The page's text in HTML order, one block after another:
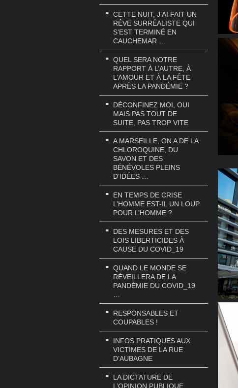
CETTE NUIT, J’AI FAIT UN
RÊVE SURRÉALISTE QUI
S’EST TERMINÉ EN
CAUCHEMAR …
QUEL SERA NOTRE
RAPPORT À L’AUTRE, À
L’AMOUR ET À LA FÊTE
APRÈS LA PANDÉMIE ?
DÉCONFINEZ MOI, OUI
MAIS PAS TOUT DE
SUITE, PAS TROP VITE
A MARSEILLE, ON A DE LA
CHLOROQUINE, DU
SAVON ET DES
BÉNÉVOLES PLEINS
D’IDÉES …
EN TEMPS DE CRISE
L’HOMME EST-IL UN LOUP
POUR L’HOMME ?
DES MESURES ET DES
LOIS LIBERTICIDES À
CAUSE DU COVID_19
QUAND LE MONDE SE
RÉVEILLERA DE LA
PANDÉMIE DU COVID_19
RESPONSABLES ET
COUPABLES !
INFOS PRATIQUES AUX
VICTIMES DE LA RUE
D’AUBAGNE
LA DICTATURE DE
L’OPINION PUBLIQUE